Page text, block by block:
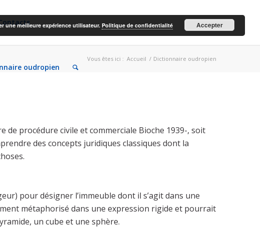
oudropien
Vous êtes ici : Accueil / Dictionnaire oudropien
procédure civile et commerciale Bioche 1939-, soit
des concepts juridiques classiques dont la
pour désigner l’immeuble dont il s’agit dans une
métaphorisé dans une expression rigide et pourrait
un cube et une sphère.
une meilleure expérience utilisateur.Politique de confidentialité Accepter